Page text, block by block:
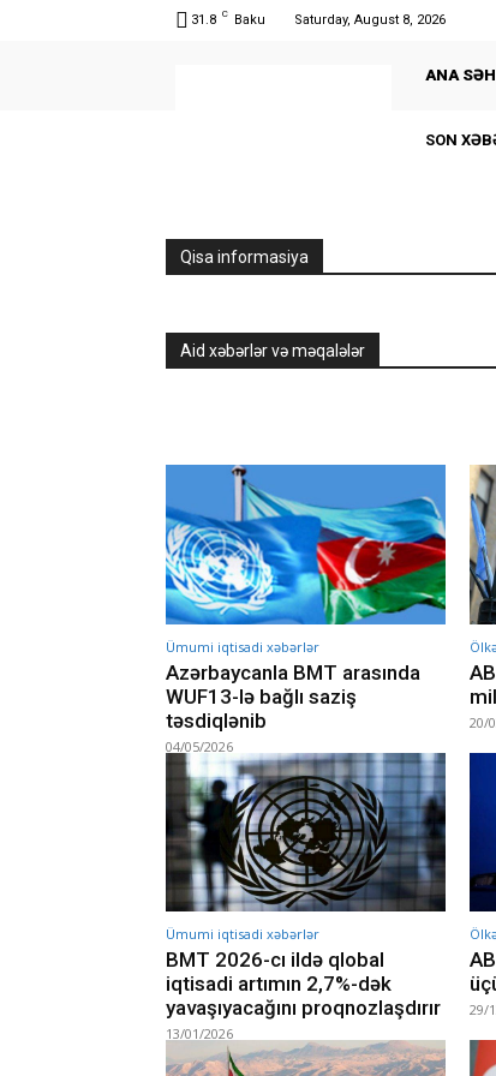
31.8 C Baku Saturday, August 8, 2026
ANA
SON
Qisa informasiya
Aid xəbərlər və məqalələr
Ümumi iqtisadi xəbərlər
Azərbaycanla BMT arasında
WUF13-lə bağlı saziş
təsdiqlənib
04/05/2026
20/
Ümumi iqtisadi xəbərlər
BMT 2026-cı ildə qlobal
iqtisadi artımın 2,7%-dək
yavaşıyacağını proqnozlaşdırır
13/01/2026
29/